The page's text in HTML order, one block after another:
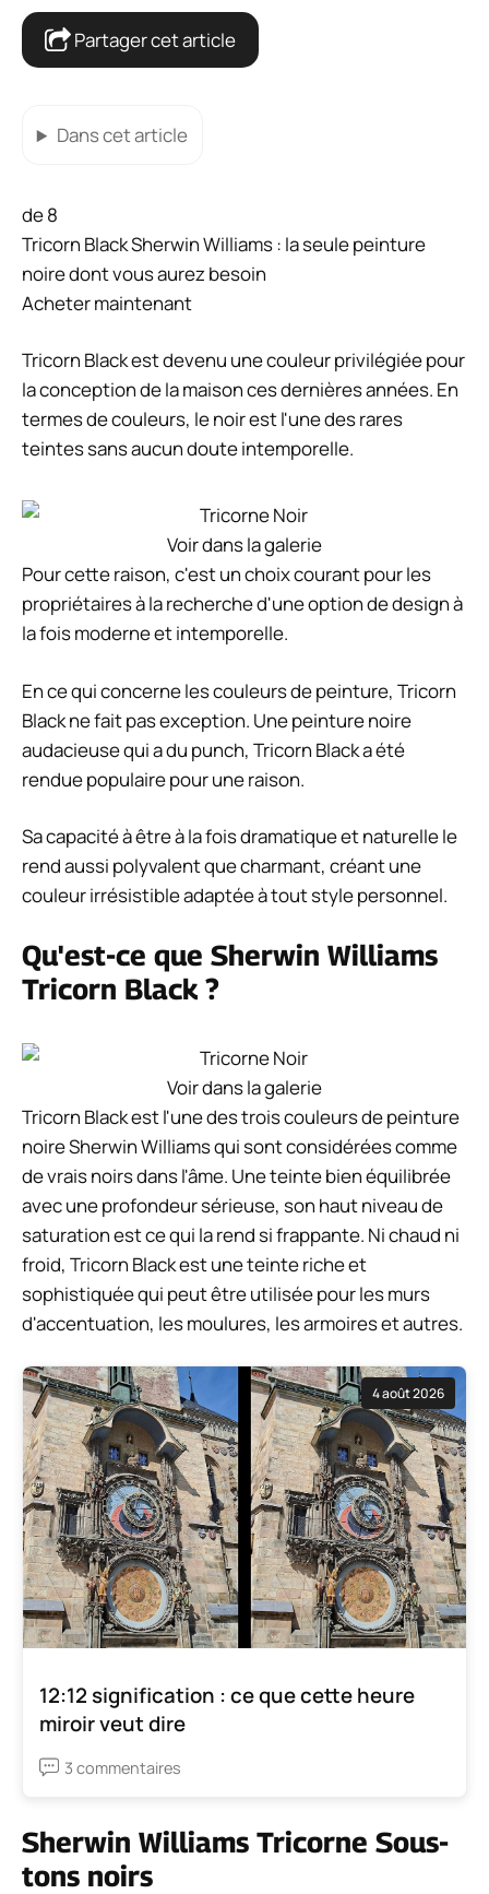
Partager cet article
Dans cet article
de 8
Tricorn Black Sherwin Williams : la seule peinture
noire dont vous aurez besoin
Acheter maintenant
Tricorn Black est devenu une couleur privilégiée pour
la conception de la maison ces dernières années. En
termes de couleurs, le noir est l'une des rares
teintes sans aucun doute intemporelle.
Voir dans la galerie
Pour cette raison, c'est un choix courant pour les
propriétaires à la recherche d'une option de design à
la fois moderne et intemporelle.
En ce qui concerne les couleurs de peinture, Tricorn
Black ne fait pas exception. Une peinture noire
audacieuse qui a du punch, Tricorn Black a été
rendue populaire pour une raison.
Sa capacité à être à la fois dramatique et naturelle le
rend aussi polyvalent que charmant, créant une
couleur irrésistible adaptée à tout style personnel.
Qu'est-ce que Sherwin Williams
Tricorn Black ?
Voir dans la galerie
Tricorn Black est l'une des trois couleurs de peinture
noire Sherwin Williams qui sont considérées comme
de vrais noirs dans l'âme. Une teinte bien équilibrée
avec une profondeur sérieuse, son haut niveau de
saturation est ce qui la rend si frappante. Ni chaud ni
froid, Tricorn Black est une teinte riche et
sophistiquée qui peut être utilisée pour les murs
d'accentuation, les moulures, les armoires et autres.
4 août 2026
12:12 signification : ce que cette heure
miroir veut dire
3 commentaires
Sherwin Williams Tricorne Sous-
tons noirs